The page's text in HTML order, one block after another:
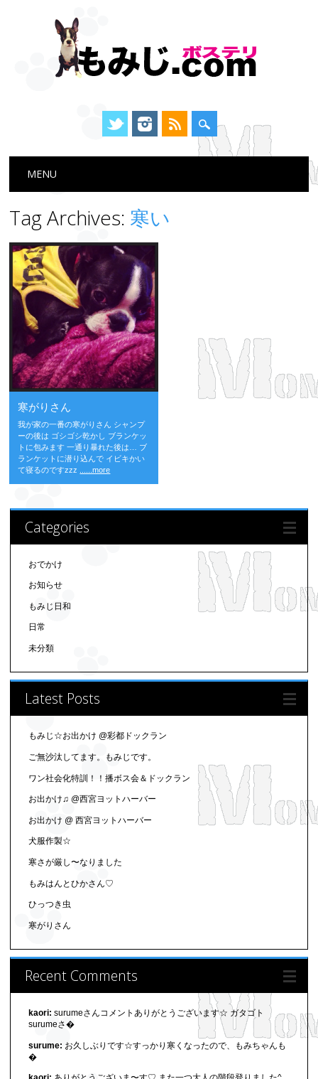
Main menu
MENU
Tag Archives: 寒い
寒がりさん
我が家の一番の寒がりさん シャンプ
ーの後は ゴシゴシ乾かし ブランケッ
トに包みます 一通り暴れた後は… ブ
ランケットに潜り込んで イビキかい
て寝るのですzzz
......more
Categories
おでかけ
お知らせ
もみじ日和
日常
未分類
Latest Posts
もみじ☆お出かけ @彩都ドックラン
ご無沙汰してます。もみじです。
ワン社会化特訓！！播ボス会＆ドックラン
お出かけ♫ @西宮ヨットハーバー
お出かけ @ 西宮ヨットハーバー
犬服作製☆
寒さが厳し〜なりました
もみはんとひかさん♡
ひっつき虫
寒がりさん
Recent Comments
kaori: surumeさんコメントありがとうございます☆ ガタゴト
surumeさ�
surume: お久しぶりです☆すっかり寒くなったので、もみちゃんも
�